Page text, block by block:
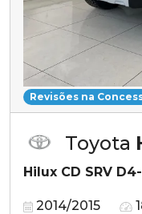
Revisões na
Toyota
Hilux CD SRV
2014/2015